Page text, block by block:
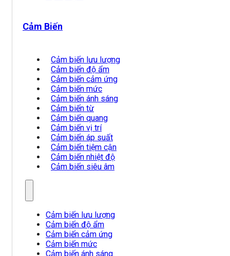
Cảm Biến
Cảm biến lưu lượng
Cảm biến độ ẩm
Cảm biến cảm ứng
Cảm biến mức
Cảm biến ánh sáng
Cảm biến từ
Cảm biến quang
Cảm biến vị trí
Cảm biến áp suất
Cảm biến tiệm cận
Cảm biến nhiệt độ
Cảm biến siêu âm
Cảm biến lưu lượng
Cảm biến độ ẩm
Cảm biến cảm ứng
Cảm biến mức
Cảm biến ánh sáng